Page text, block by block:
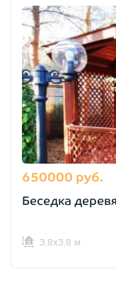
650000 руб.
Беседка
3,8х3,8 м.